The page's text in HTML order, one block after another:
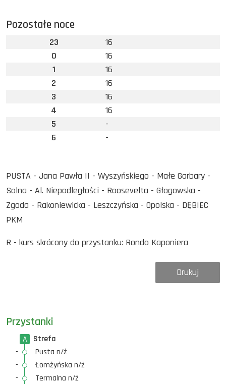
Przystanki
A
Strefa
-
Pusta n/ż
-
Łomżyńska n/ż
-
Termalna n/ż
Pozostałe noce
23
16
0
16
1
16
2
16
3
16
4
16
5
-
6
-
PUSTA - Jana Pawła II - Wyszyńskiego - Małe Garbary -
Solna - Al. Niepodległości - Roosevelta - Głogowska -
Zgoda - Rakoniewicka - Leszczyńska - Opolska - DĘBIEC
PKM
R - kurs skrócony do przystanku: Rondo Kaponiera
Drukuj